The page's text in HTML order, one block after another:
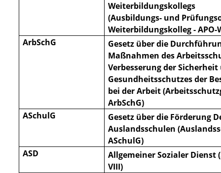
Weiterbildungskollegs
(Ausbildungs- und
Weiterbildungskolleg - APO-
ArbSchG
Gesetz über die
Maßnahmen des
Verbesserung der Sicherheit
Gesundheitsschutzes der
bei der Arbeit
ArbSchG)
ASchulG
Gesetz über die Förderung
Auslandsschulen
ASchulG)
ASD
Allgemeiner Sozialer Dienst
VIII)